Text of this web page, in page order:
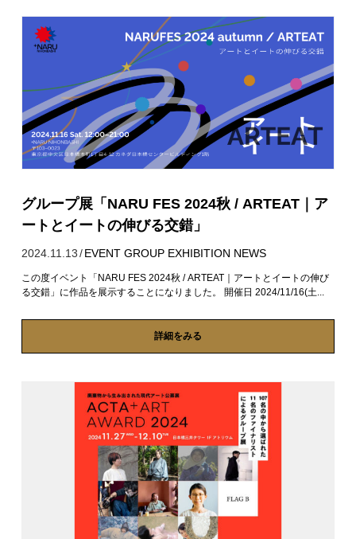
グループ展「NARU FES 2024秋 / ARTEAT｜ア
ートとイートの伸びる交錯」
2024.11.13 /EVENT GROUP EXHIBITION NEWS
この度イベント「NARU FES 2024秋 / ARTEAT｜アートとイートの伸び
る交錯」に作品を展示することになりました。 開催日 2024/11/16(土...
詳細をみる